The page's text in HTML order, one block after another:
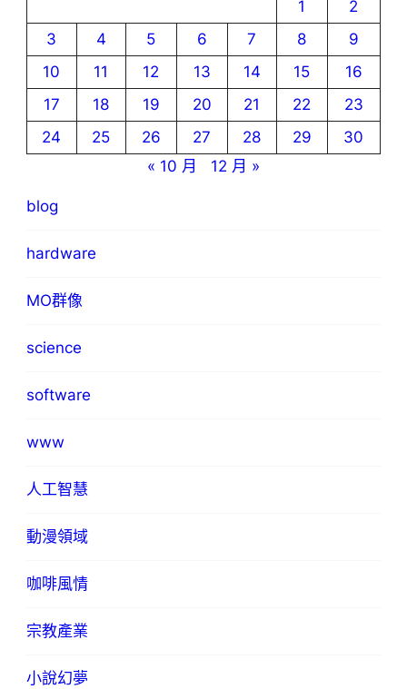
1
2
3
4 5 6 7 8
9
10
11 12 13 14 15
16
17
18 19 20 21 22
23
24
25 26 27 28 29
30
« 10 月
12 月 »
blog
hardware
MO群像
science
software
www
人工智慧
動漫領域
咖啡風情
宗教產業
小說幻夢